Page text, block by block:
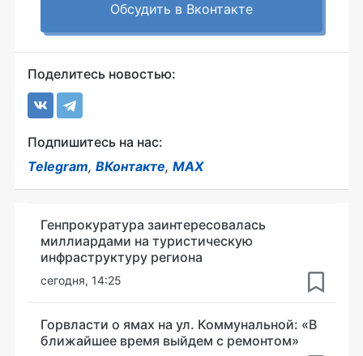
Обсудить в Вконтакте
Поделитесь новостью:
Подпишитесь на нас:
Telegram, ВКонтакте, MAX
Генпрокуратура заинтересовалась
миллиардами на туристическую
инфраструктуру региона
сегодня, 14:25
Горвласти о ямах на ул. Коммунальной: «В
ближайшее время выйдем с ремонтом»